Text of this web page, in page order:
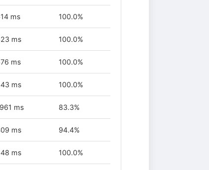
ms 100.0%
ms 100.0%
ms 100.0%
ms 100.0%
ms 83.3%
ms 94.4%
ms 100.0%